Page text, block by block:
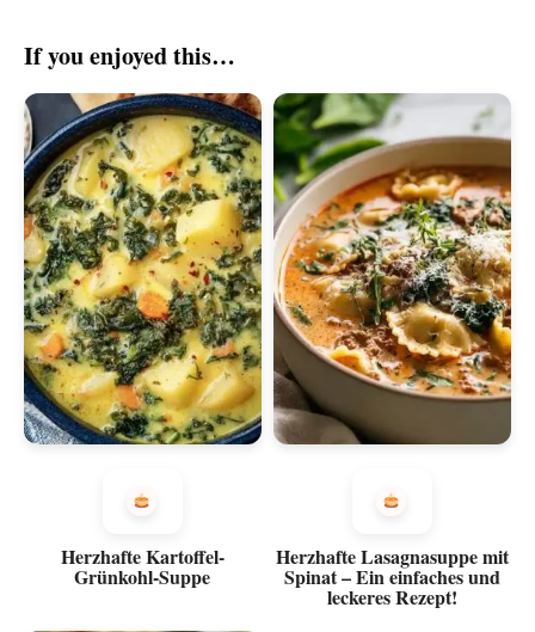
If you enjoyed this…
Herzhafte Kartoffel-
Grünkohl-Suppe
Herzhafte Lasagnasuppe mit
Spinat – Ein einfaches und
leckeres Rezept!